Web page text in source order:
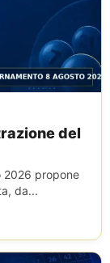
del
2026 propone
da...